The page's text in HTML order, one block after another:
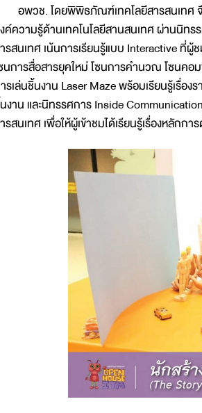
อพวช. โดยพิพิธภัณฑ์เทคโลยีสารสนเทศ จึง
ค์ความรู้ด้านเทคโนโลยีสานสนเทศ ผ่านนิท
รสนเทศ เน้นการเรียนรู้แบบ Interactive ที่
นการสื่อสารยุคใหม่ โซนการคำนวณ โซนคอ
รเล่นชิ้นงาน Laser Maze พร้อมเรียนรู้เรื่อ
งาน และนิทรรศการ Inside
รสนเทศ เพื่อให้ผู้เข้าชมได้เรียนรู้เรื่องหลัก